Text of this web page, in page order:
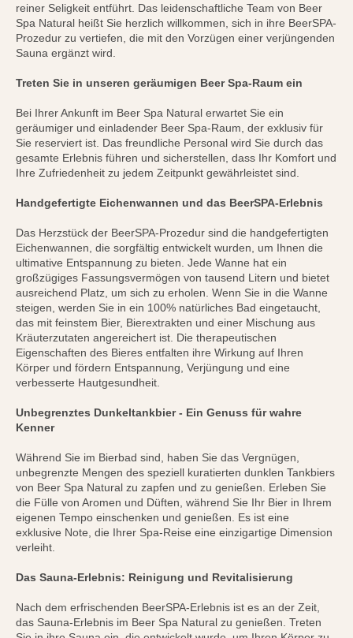
reiner Seligkeit entführt. Das leidenschaftliche Team von Beer
Spa Natural heißt Sie herzlich willkommen, sich in ihre BeerSPA-
Prozedur zu vertiefen, die mit den Vorzügen einer verjüngenden
Sauna ergänzt wird.
Treten Sie in unseren geräumigen Beer Spa-Raum ein
Bei Ihrer Ankunft im Beer Spa Natural erwartet Sie ein
geräumiger und einladender Beer Spa-Raum, der exklusiv für
Sie reserviert ist. Das freundliche Personal wird Sie durch das
gesamte Erlebnis führen und sicherstellen, dass Ihr Komfort und
Ihre Zufriedenheit zu jedem Zeitpunkt gewährleistet sind.
Handgefertigte Eichenwannen und das BeerSPA-Erlebnis
Das Herzstück der BeerSPA-Prozedur sind die handgefertigten
Eichenwannen, die sorgfältig entwickelt wurden, um Ihnen die
ultimative Entspannung zu bieten. Jede Wanne hat ein
großzügiges Fassungsvermögen von tausend Litern und bietet
ausreichend Platz, um sich zu erholen. Wenn Sie in die Wanne
steigen, werden Sie in ein 100% natürliches Bad eingetaucht,
das mit feinstem Bier, Bierextrakten und einer Mischung aus
Kräuterzutaten angereichert ist. Die therapeutischen
Eigenschaften des Bieres entfalten ihre Wirkung auf Ihren
Körper und fördern Entspannung, Verjüngung und eine
verbesserte Hautgesundheit.
Unbegrenztes Dunkeltankbier - Ein Genuss für wahre
Kenner
Während Sie im Bierbad sind, haben Sie das Vergnügen,
unbegrenzte Mengen des speziell kuratierten dunklen Tankbiers
von Beer Spa Natural zu zapfen und zu genießen. Erleben Sie
die Fülle von Aromen und Düften, während Sie Ihr Bier in Ihrem
eigenen Tempo einschenken und genießen. Es ist eine
exklusive Note, die Ihrer Spa-Reise eine einzigartige Dimension
verleiht.
Das Sauna-Erlebnis: Reinigung und Revitalisierung
Nach dem erfrischenden BeerSPA-Erlebnis ist es an der Zeit,
das Sauna-Erlebnis im Beer Spa Natural zu genießen. Treten